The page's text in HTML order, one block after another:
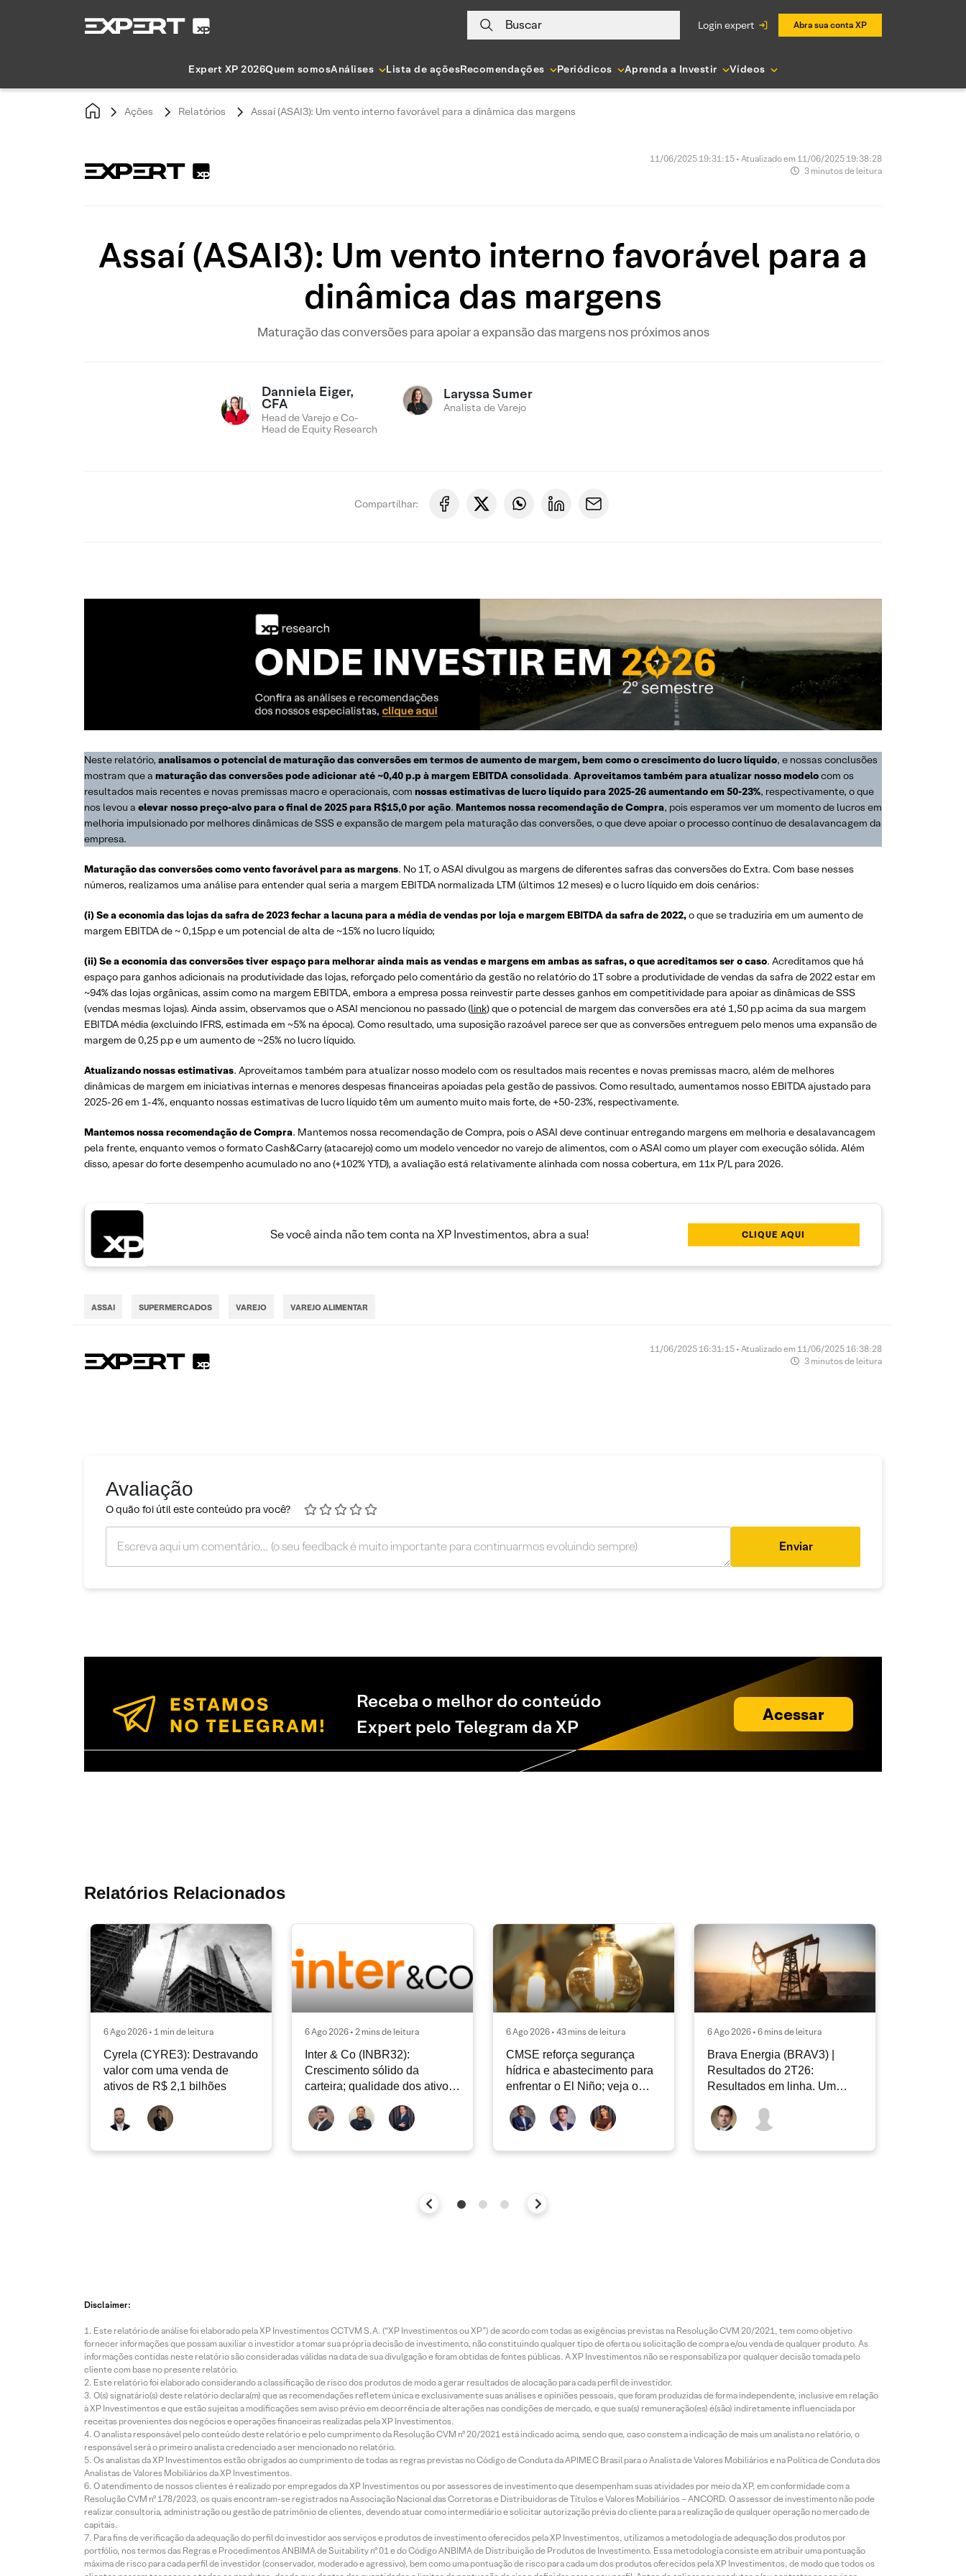
Buscar login expert Abra sua conta XP
Expert XP 2026Quem somosAnálises Lista de açõesRecomendações Periódicos Aprenda a Investir Vídeos
Ações Relatórios Assaí (ASAI3): Um vento interno favorável para a dinâmica das margens
11/06/2025 19:31:15 • Atualizado em 11/06/2025 19:38:28
3 minutos de leitura
Assaí (ASAI3): Um vento interno favorável para a
dinâmica das margens
Maturação das conversões para apoiar a expansão das margens nos próximos anos
Danniela Eiger,
CFA
Head de Varejo e Co-
Head de Equity Research
Laryssa Sumer
Analista de Varejo
Compartilhar:
Neste relatório, analisamos o potencial de maturação das conversões em termos de aumento de margem, bem como o crescimento do lucro líquido, e nossas conclusões
mostram que a maturação das conversões pode adicionar até ~0,40 p.p à margem EBITDA consolidada. Aproveitamos também para atualizar nosso modelocom os
resultados mais recentes e novas premissas macro e operacionais, com nossas estimativas de lucro líquido para 2025-26 aumentando em 50-23%, respectivamente, o que
nos levou a elevar nosso preço-alvo para o final de 2025 para R$15,0 por ação. Mantemos nossa recomendação de Compra, pois esperamos ver um momento de lucros em
melhoria impulsionado por melhores dinâmicas de SSS e expansão de margem pela maturação das conversões, o que deve apoiar o processo contínuo de desalavancagem da
empresa.
Maturação das conversões como vento favorável para as margens. No 1T, o ASAI divulgou as margens de diferentes safras das conversões do Extra. Com base nesses
números, realizamos uma análise para entender qual seria a margem EBITDA normalizada LTM (últimos 12 meses) e o lucro líquido em dois cenários:
(i) Se a economia das lojas da safra de 2023 fechar a lacuna para a média de vendas por loja e margem EBITDA da safra de 2022,o que se traduziria em um aumento de
margem EBITDA de ~ 0,15p.p e um potencial de alta de ~15% no lucro líquido;
(ii)Se a economia das conversões tiver espaço para melhorar ainda mais as vendas e margens em ambas as safras, o que acreditamos ser o caso. Acreditamos que há
espaço para ganhos adicionais na produtividade das lojas, reforçado pelo comentário da gestão no relatório do 1T sobre a produtividade de vendas da safra de 2022 estar em
~94% das lojas orgânicas, assim como na margem EBITDA, embora a empresa possa reinvestir parte desses ganhos em competitividade para apoiar as dinâmicas de SSS
(vendas mesmas lojas). Ainda assim, observamos que o ASAI mencionou no passado (link) que o potencial de margem das conversões era até 1,50 p.p acima da sua margem
EBITDA média (excluindo IFRS, estimada em ~5% na época). Como resultado, uma suposição razoável parece ser que as conversões entreguem pelo menos uma expansão de
margem de 0,25 p.p e um aumento de ~25% no lucro líquido.
Atualizando nossas estimativas. Aproveitamos também para atualizar nosso modelo com os resultados mais recentes e novas premissas macro, além de melhores
dinâmicas de margem em iniciativas internas e menores despesas financeiras apoiadas pela gestão de passivos. Como resultado, aumentamos nosso EBITDA ajustado para
2025-26 em 1-4%, enquanto nossas estimativas de lucro líquido têm um aumento muito mais forte, de +50-23%, respectivamente.
Mantemos nossa recomendação de Compra. Mantemos nossa recomendação de Compra, pois o ASAI deve continuar entregando margens em melhoria e desalavancagem
pela frente, enquanto vemos o formato Cash&Carry (atacarejo) como um modelo vencedor no varejo de alimentos, com o ASAI como um player com execução sólida. Além
disso, apesar do forte desempenho acumulado no ano (+102% YTD), a avaliação está relativamente alinhada com nossa cobertura, em 11x P/L para 2026.
Se você ainda não tem conta na XP Investimentos, abra a sua! CLIQUE AQUI
ASSAI SUPERMERCADOS VAREJO VAREJO ALIMENTAR
11/06/2025 16:31:15 • Atualizado em 11/06/2025 16:38:28
3 minutos de leitura
Avaliação
O quão foi útil este conteúdo pra você?
Enviar
Receba o melhor do conteúdo
Expert pelo Telegram da XP
Acessar
Relatórios Relacionados
6 Ago 2026 • 1 min de leitura
Cyrela (CYRE3): Destravando
valor com uma venda de
ativos de R$ 2,1 bilhões
6 Ago 2026 • 2 mins de leitura
Inter & Co (INBR32):
Crescimento sólido da
carteira; qualidade dos ativos
continua sendo o principal
debate
6 Ago 2026 • 43 mins de leitura
CMSE reforça segurança
hídrica e abastecimento para
enfrentar o El Niño; veja o
Radar Energia XP | Agosto
6 Ago 2026 • 6 mins de leitura
Brava Energia (BRAV3) |
Resultados do 2T26:
Resultados em linha. Um
novo capítulo à frente
Disclaimer:
Este relatório de análise foi elaborado pela XP Investimentos CCTVM S.A. (“XP Investimentos ou XP”) de acordo com todas as exigências previstas na Resolução CVM 20/2021, tem como objetivo
fornecer informações que possam auxiliar o investidor a tomar sua própria decisão de investimento, não constituindo qualquer tipo de oferta ou solicitação de compra e/ou venda de qualquer produto. As
informações contidas neste relatório são consideradas válidas na data de sua divulgação e foram obtidas de fontes públicas. A XP Investimentos não se responsabiliza por qualquer decisão tomada pelo
cliente com base no presente relatório.
Este relatório foi elaborado considerando a classificação de risco dos produtos de modo a gerar resultados de alocação para cada perfil de investidor.
O(s) signatário(s) deste relatório declara(m) que as recomendações refletem única e exclusivamente suas análises e opiniões pessoais, que foram produzidas de forma independente, inclusive em relação
à XP Investimentos e que estão sujeitas a modificações sem aviso prévio em decorrência de alterações nas condições de mercado, e que sua(s) remuneração(es) é(são) indiretamente influenciada por
receitas provenientes dos negócios e operações financeiras realizadas pela XP Investimentos.
O analista responsável pelo conteúdo deste relatório e pelo cumprimento da Resolução CVM nº 20/2021 está indicado acima, sendo que, caso constem a indicação de mais um analista no relatório, o
responsável será o primeiro analista credenciado a ser mencionado no relatório.
Os analistas da XP Investimentos estão obrigados ao cumprimento de todas as regras previstas no Código de Conduta da APIMEC Brasil para o Analista de Valores Mobiliários e na Política de Conduta dos
Analistas de Valores Mobiliários da XP Investimentos.
O atendimento de nossos clientes é realizado por empregados da XP Investimentos ou por assessores de investimento que desempenham suas atividades por meio da XP, em conformidade com a
Resolução CVM nº 178/2023, os quais encontram-se registrados na Associação Nacional das Corretoras e Distribuidoras de Títulos e Valores Mobiliários – ANCORD. O assessor de investimento não pode
realizar consultoria, administração ou gestão de patrimônio de clientes, devendo atuar como intermediário e solicitar autorização prévia do cliente para a realização de qualquer operação no mercado de
capitais.
Para fins de verificação da adequação do perfil do investidor aos serviços e produtos de investimento oferecidos pela XP Investimentos, utilizamos a metodologia de adequação dos produtos por
portfólio, nos termos das Regras e Procedimentos ANBIMA de Suitability nº 01 e do Código ANBIMA de Distribuição de Produtos de Investimento. Essa metodologia consiste em atribuir uma pontuação
máxima de risco para cada perfil de investidor (conservador, moderado e agressivo), bem como uma pontuação de risco para cada um dos produtos oferecidos pela XP Investimentos, de modo que todos os